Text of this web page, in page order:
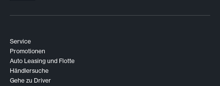
Service
Promotionen
Auto Leasing und Flotte
Händlersuche
Gehe zu Driver